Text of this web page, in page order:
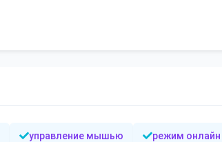
управление мышью режим онлайн